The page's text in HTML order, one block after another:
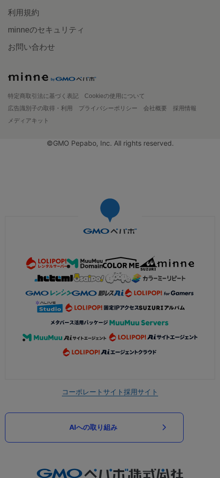
利用規約
minneのセキュリティ
お問い合わせ
特定商取引法に基づく表記
Cookieの使用について
広告識別子の取得・利用
プライバシーポリシー 会社概要
採用情報
メディアキット
©GMO Pepabo, Inc. All rights reserved.
コーポレートサイト採用サイト
AIへの取り組み